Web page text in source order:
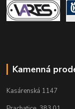
Kamenná
Kasárenská 1147